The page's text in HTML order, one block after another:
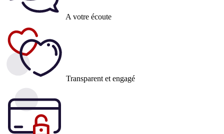
A votre écoute
Transparent et engagé